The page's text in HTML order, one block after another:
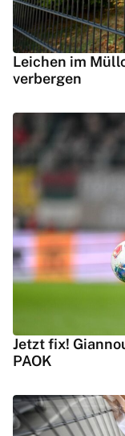
Leichen im
verbergen
Jetzt fix!
PAOK